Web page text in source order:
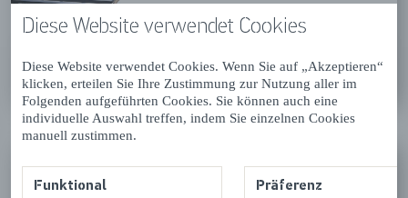
Diese Website verwendet Cookies
Diese Website verwendet Cookies. Wenn Sie auf „Akzeptieren“
klicken, erteilen Sie Ihre Zustimmung zur Nutzung aller im
Folgenden aufgeführten Cookies. Sie können auch eine
individuelle Auswahl treffen, indem Sie einzelnen Cookies
manuell zustimmen.
Funktional Präferenz
Kamperland
WEITERLESEN